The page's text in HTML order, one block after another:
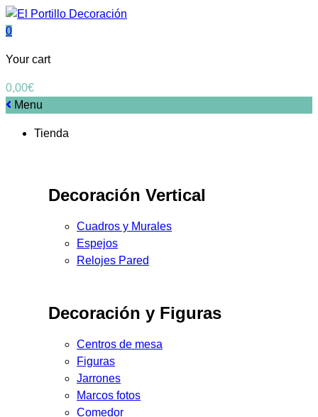
0
Your cart
0,00€
Menu
Tienda
Decoración Vertical
Cuadros y Murales
Espejos
Relojes Pared
Decoración y Figuras
Centros de mesa
Figuras
Jarrones
Marcos fotos
Comedor